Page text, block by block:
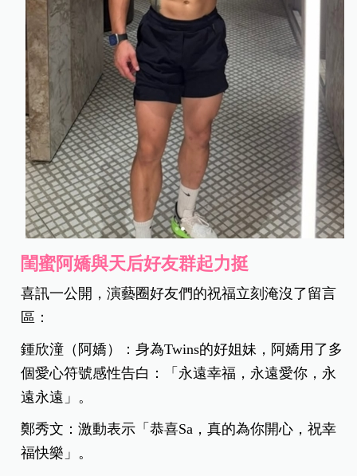
閨蜜阿嬌與天后好友群起力挺
喜訊一公開，演藝圈好友們的祝福立刻淹沒了留言
區：
鍾欣潼（阿嬌）：身為Twins的好姐妹，阿嬌用了多
個愛心符號感性告白：「永遠幸福，永遠愛你，永
遠永遠」。
鄭秀文：激動表示「恭喜Sa，真的為你開心，祝幸
福快樂」。